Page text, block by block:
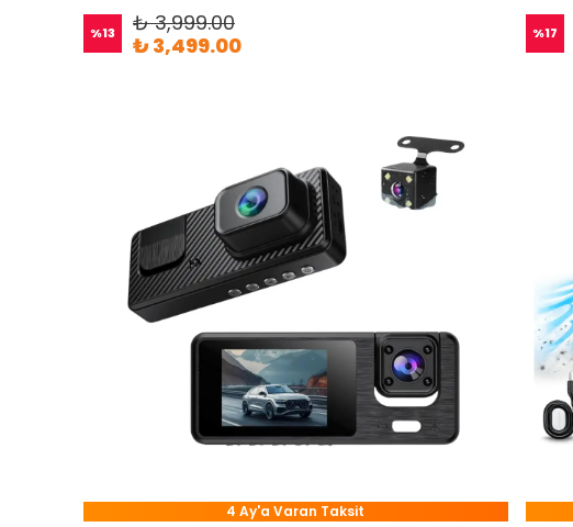
%13
₺ 3,999.00
₺ 3,499.00
%17
4 Ay'a Varan Taksit